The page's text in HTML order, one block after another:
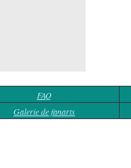
FAQ
Galerie de fanarts